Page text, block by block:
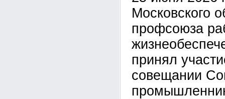
Московского
профсоюза
принял
совещании